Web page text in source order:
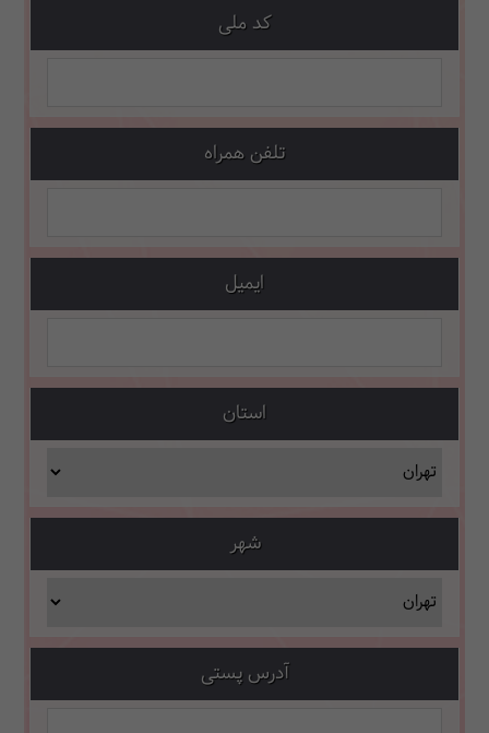
کد ملی
تلفن همراه
ایمیل
استان
شهر
آدرس پستی